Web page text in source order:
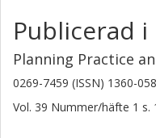
Publicerad i
Planning Practice
0269-7459 (ISSN) 1360-
Vol. 39 Nummer/häfte 1 s.